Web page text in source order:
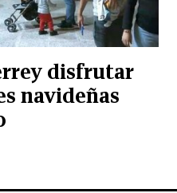
disfrutar
navideñas